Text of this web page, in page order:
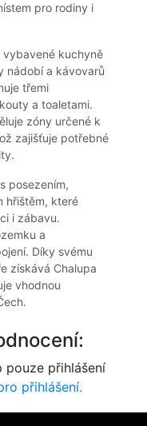
pro rodiny i
vybavené kuchyně
nádobí a kávovarů
třemi
a toaletami.
zóny určené k
zajišťuje potřebné
posezením,
hřištěm, které
i zábavu.
a
Díky svému
získává Chalupa
vhodnou
pouze přihlášení
přihlášení.